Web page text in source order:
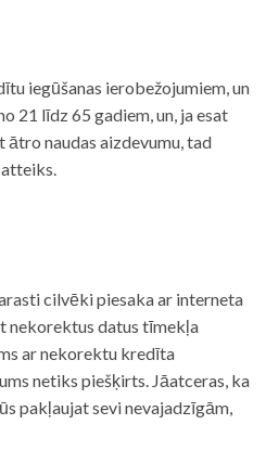
iegūšanas ierobežojumiem, un
21 līdz 65 gadiem, un, ja esat
ātro naudas aizdevumu, tad
cilvēki piesaka ar interneta
nekorektus datus tīmekļa
ar nekorektu kredīta
netiks piešķirts. Jāatceras, ka
pakļaujat sevi nevajadzīgām,